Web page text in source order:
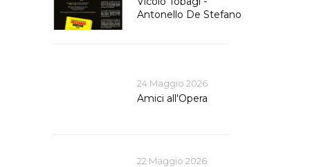
Antonello De Stefano
24 Maggio 2026
Amici all'Opera
22 Maggio 2026